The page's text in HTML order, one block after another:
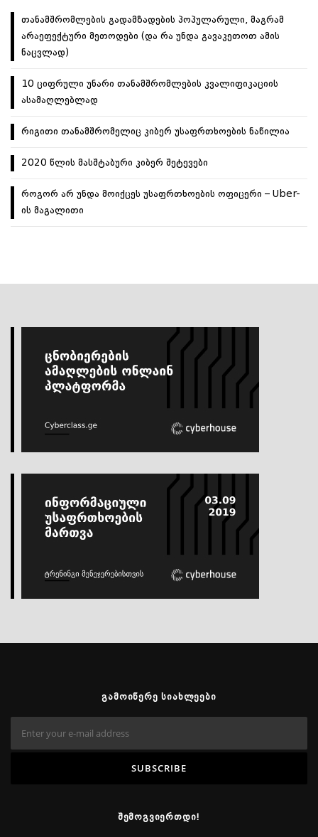
თანამშრომლების გადამზადების პოპულარული, მაგრამ
არაეფექტური მეთოდები (და რა უნდა გავაკეთოთ ამის
ნაცვლად)
10 ციფრული უნარი თანამშრომლების კვალიფიკაციის
ასამაღლებლად
რიგითი თანამშრომელიც კიბერ უსაფრთხოების ნაწილია
2020 წლის მასშტაბური კიბერ შეტევები
როგორ არ უნდა მოიქცეს უსაფრთხოების ოფიცერი – Uber-
ის მაგალითი
ᲒᲐᲛᲝᲘᲬᲔᲠᲔ ᲡᲘᲐᲮᲚᲔᲔᲑᲘ
ᲨᲔᲛᲝᲒᲕᲘᲔᲠᲗᲓᲘ!